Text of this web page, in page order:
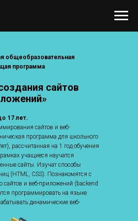
сайтов
»
общеобразовательная
программа
17 лет.
сайтов и веб-
программа для школьного
рассчитанная на 1 год обучения
учащиеся научатся
сайты. Изучат способы
(HTML, CSS). Познакомятся с
сайтов и веб-приложений (backend
программировать на языке
динамические веб-